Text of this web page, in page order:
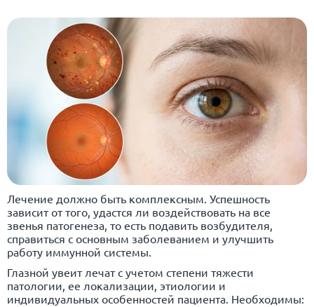
Лечение должно быть комплексным. Успешность
зависит от того, удастся ли воздействовать на все
звенья патогенеза, то есть подавить возбудителя,
справиться с основным заболеванием и улучшить
работу иммунной системы.
Глазной увеит лечат с учетом степени тяжести
патологии, ее локализации, этиологии и
индивидуальных особенностей пациента. Необходимы: